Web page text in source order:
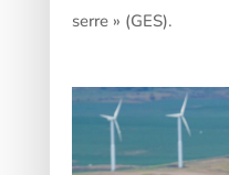
serre » (GES).